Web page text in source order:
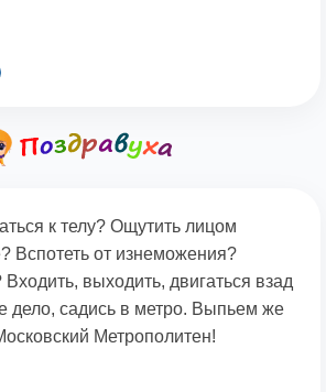
к телу? Ощутить лицом
Вспотеть от изнеможения?
выходить, двигаться взад
дело, садись в метро. Выпьем же
Метрополитен!